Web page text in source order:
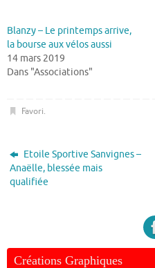
Blanzy – Le printemps arrive,
la bourse aux vélos aussi
14 mars 2019
Dans "Associations"
Favori.
Etoile Sportive Sanvignes –
Anaëlle, blessée mais
qualifiée
Créations Graphiques